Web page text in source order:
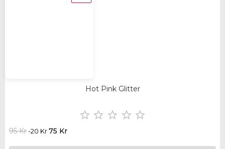
Hot Pink Glitter
    
95 Kr-20 Kr75 Kr